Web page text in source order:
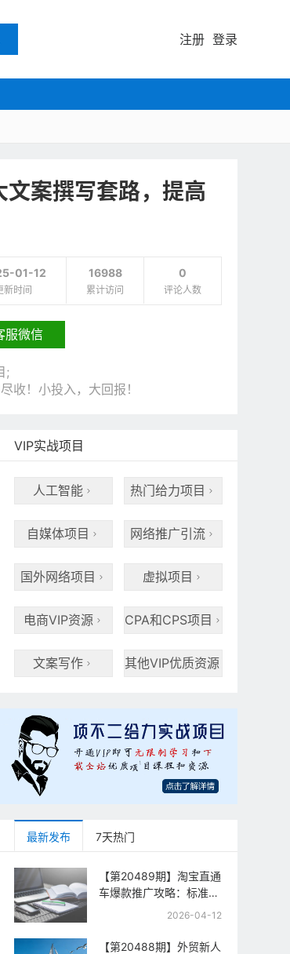
注册 登录
文案撰写套路，提高
0
评论人数
16988
累计访问
01-12
新时间
服微信
;
收！小投入，大回报！
VIP实战项目
人工智能  热门给力项目 
自媒体项目  网络推广引流 
国外网络项目  虚拟项目 
电商VIP资源  CPA和CPS项目 
文案写作  其他VIP优质资源
最新发布 7天热门
【第20489期】淘宝直通
车爆款推广攻略：标准计
划+人群打法+全站推
与流量
2026-04-12
【第20488期】外贸新人